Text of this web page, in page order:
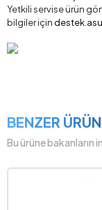
Yetkili servise ürün
bilgiler için
BENZER
Bu ürüne bakanların